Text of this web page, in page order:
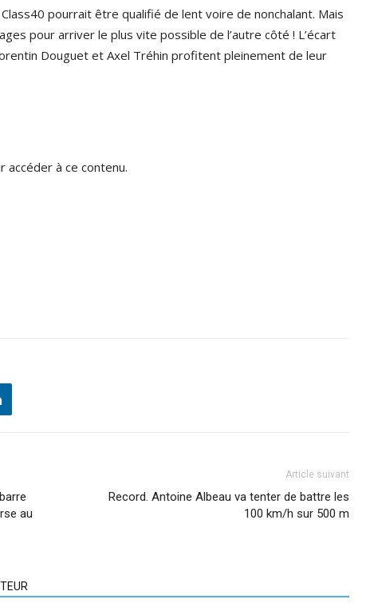
pourrait être qualifié de lent voire de nonchalant. Mais
pour arriver le plus vite possible de l’autre côté ! L’écart
Douguet et Axel Tréhin profitent pleinement de leur
à ce contenu.
au
Article suivant
Record. Antoine Albeau va tenter de battre les
100 km/h sur 500 m